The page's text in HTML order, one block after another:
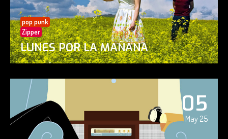
pop punk
Zipper
LUNES POR LA MAÑANA
05
May 25